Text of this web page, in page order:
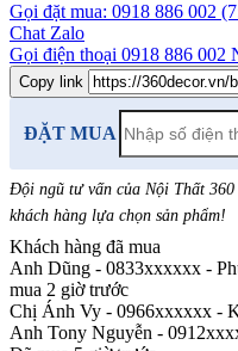
Gọi đặt mua: 0918 886 002
Chat Zalo
Gọi điện thoại 0918 886 002
Copy link
ĐẶT MUA
Đội ngũ tư vấn của Nội Thất
khách hàng lựa chọn sản phẩm!
Khách hàng đã mua
Anh Dũng - 0833xxxxxx -
mua 2 giờ trước
Chị Ánh Vy - 0966xxxxxx -
Anh Tony Nguyễn -